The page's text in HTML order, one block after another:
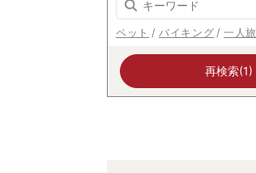
ペット バイキング 一人旅
再検索(1)